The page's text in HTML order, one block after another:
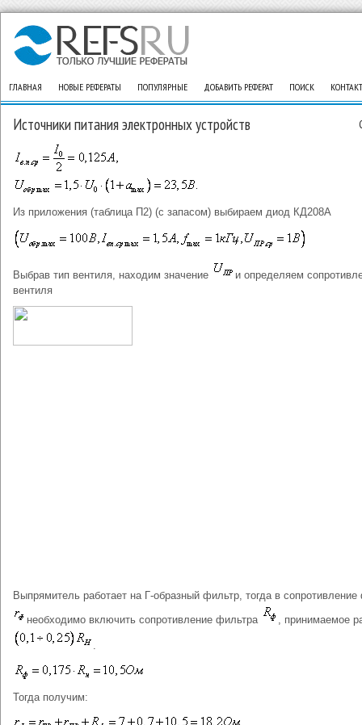
ГЛАВНАЯ НОВЫЕ РЕФЕРАТЫ ПОПУЛЯРНЫЕ ДОБАВИТЬ РЕФЕРАТ ПОИСК
Источники питания электронных устройств
Из приложения (таблица П2) (с запасом) выбираем диод КД208А
Выбрав тип вентиля, находим значение
и определяем
вентиля
Выпрямитель работает на Г-образный фильтр, тогда в
необходимо включить сопротивление фильтра
, принимаемое
.
Тогда получим: